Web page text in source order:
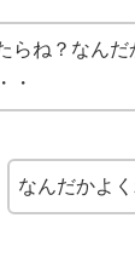
らね？なん
・
なんだかよ